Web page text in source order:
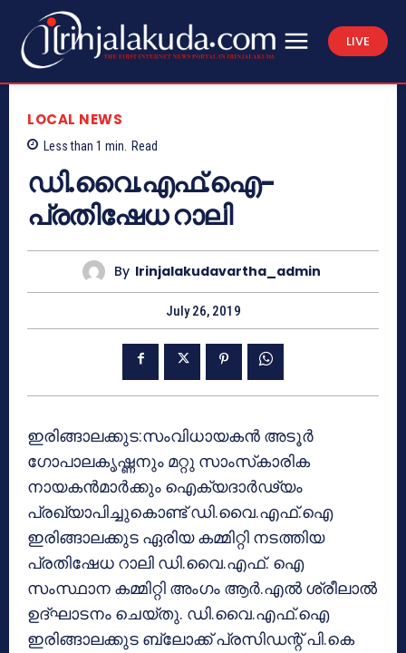
LIVE
LOCAL NEWS
Less than 1 min. Read
ഡി.വൈ.എഫ്.ഐ-
പ്രതിഷേധ റാലി
By Irinjalakudavartha_admin
July 26, 2019
ഇരിങ്ങാലക്കുട:സംവിധായകന്‍ അടൂര്‍
ഗോപാലകൃഷ്ണനും മറ്റു സാംസ്‌കാരിക
നായകന്‍മാര്‍ക്കും ഐക്യദാര്‍ഢ്യം
പ്രഖ്യാപിച്ചുകൊണ്ട് ഡി.വൈ.എഫ്.ഐ
ഇരിങ്ങാലക്കുട ഏരിയ കമ്മിറ്റി നടത്തിയ
പ്രതിഷേധ റാലി ഡി.വൈ.എഫ്. ഐ
സംസ്ഥാന കമ്മിറ്റി അംഗം ആര്‍.എല്‍ ശ്രീലാല്‍
ഉദ്ഘാടനം ചെയ്തു. ഡി.വൈ.എഫ്.ഐ
ഇരിങ്ങാലക്കുട ബ്ലോക്ക് പ്രസിഡന്റ് പി.കെ